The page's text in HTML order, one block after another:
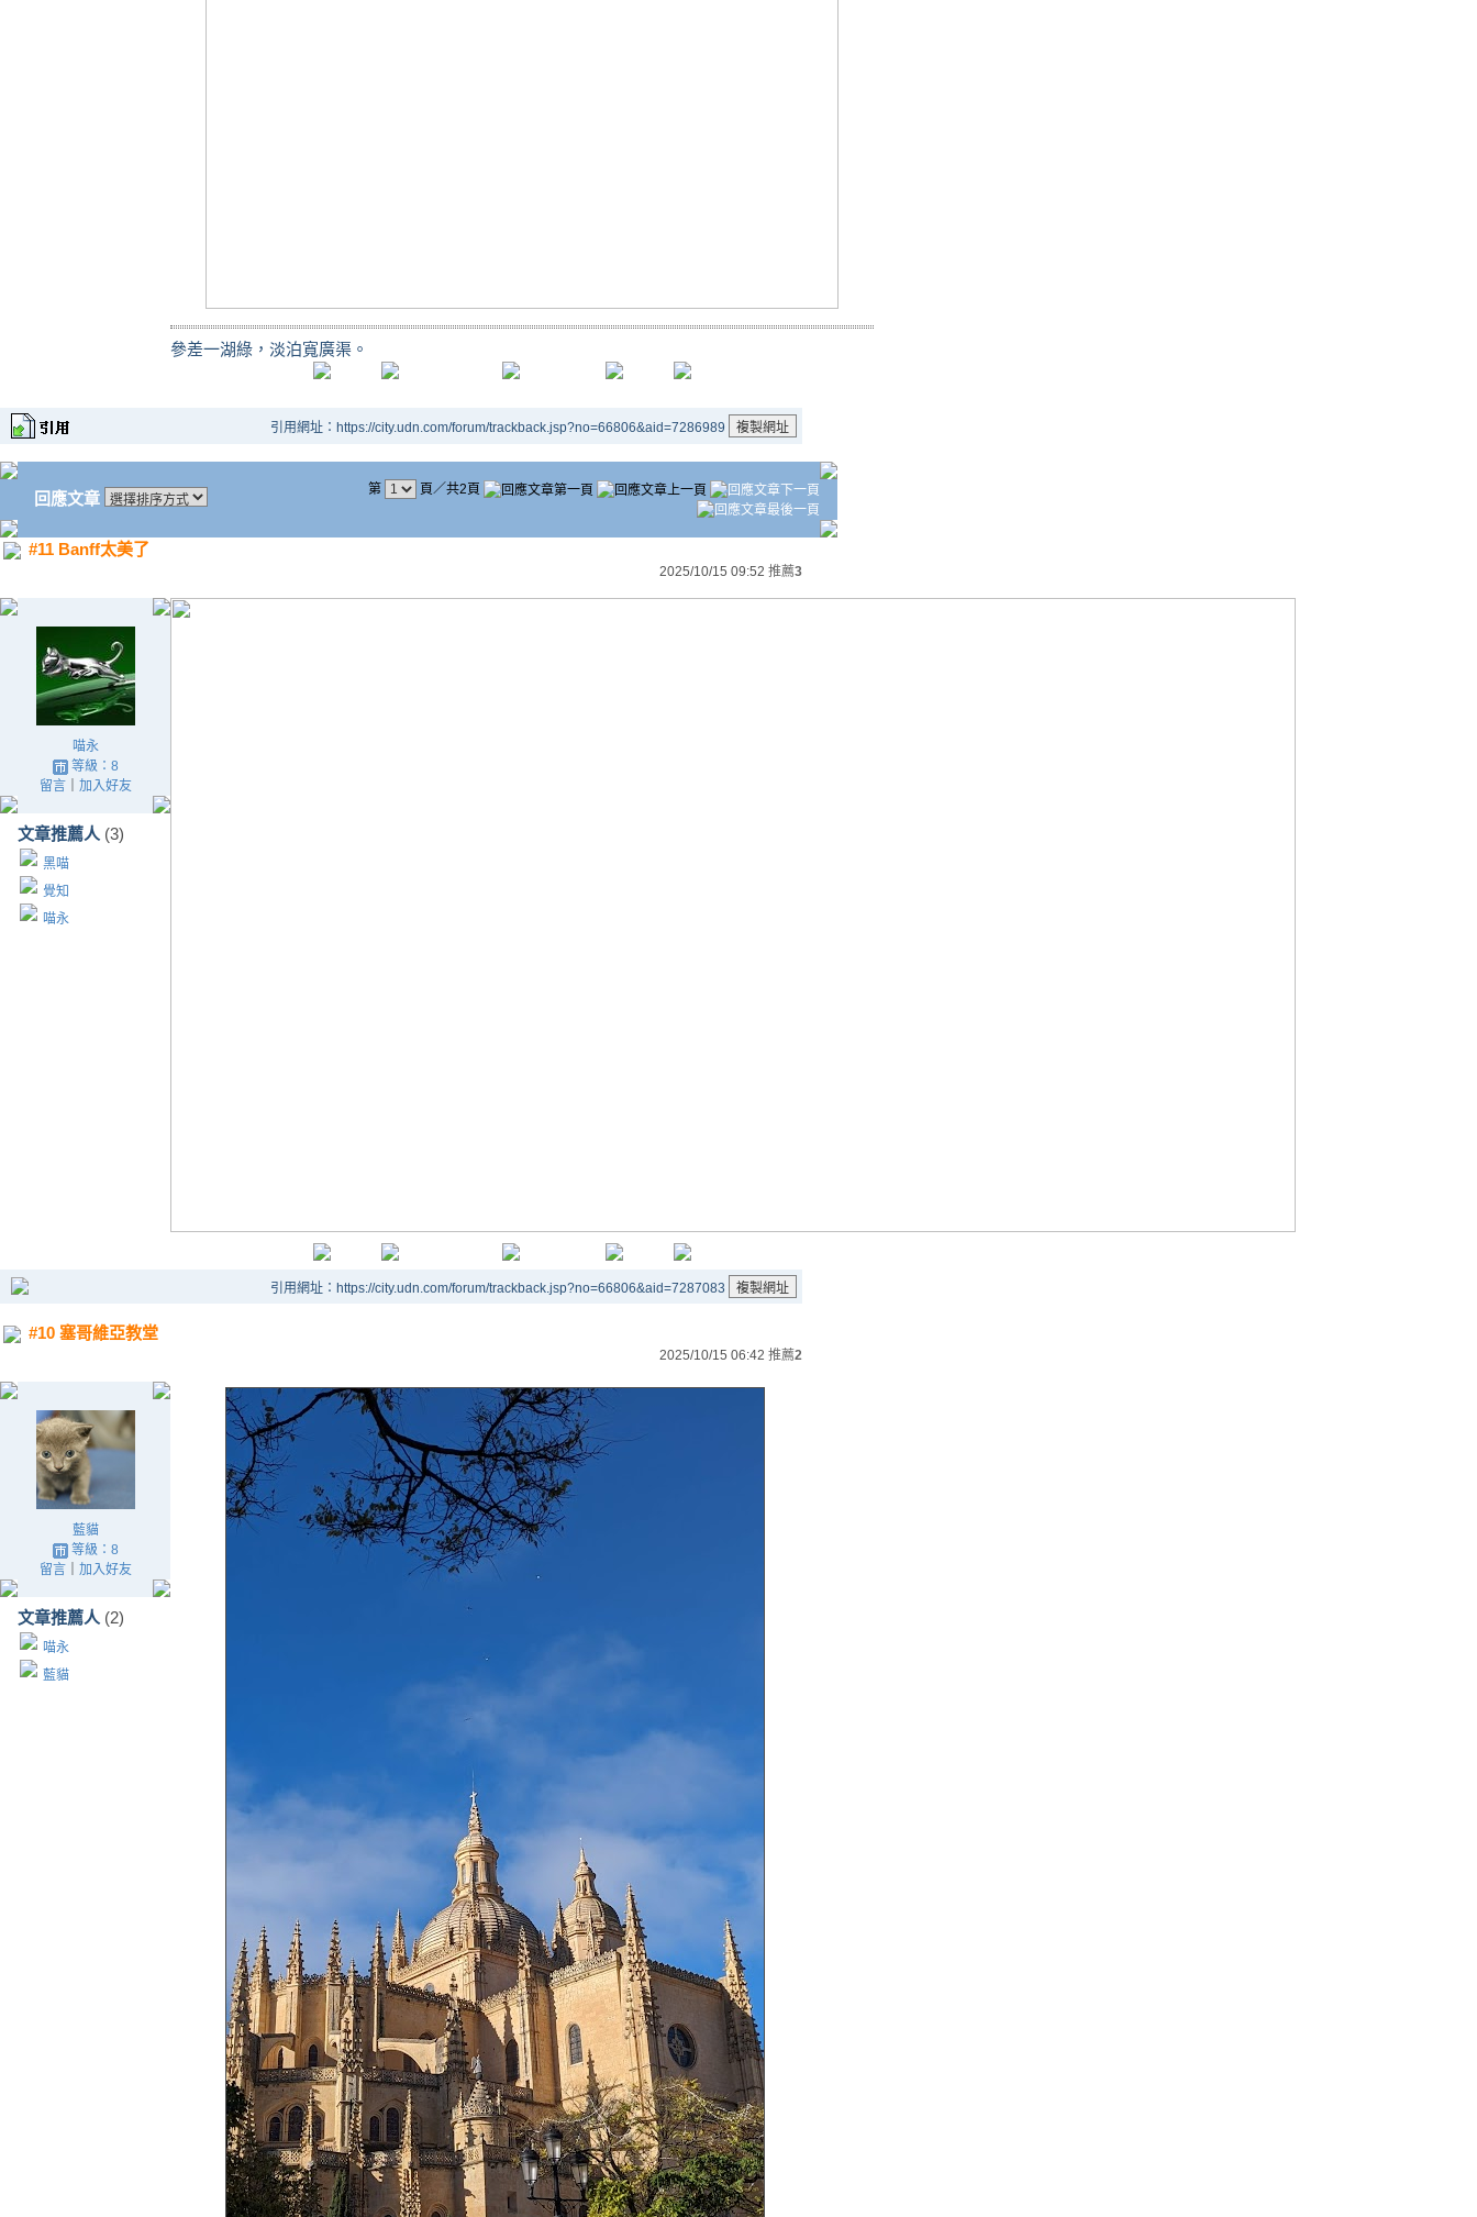
參差一湖綠，淡泊寬廣渠。
引用網址：https://city.udn.com/forum/trackback.jsp?no=66806&aid=7286989
回應文章 第 頁／共2頁
#11 Banff太美了
2025/10/15 09:52 推薦3
喵永
等級：8
留言｜ 加入好友
文章推薦人 (3)
黑喵
覺知
喵永
引用網址：https://city.udn.com/forum/trackback.jsp?no=66806&aid=7287083
#10 塞哥維亞教堂
2025/10/15 06:42 推薦2
藍貓
等級：8
留言｜ 加入好友
文章推薦人 (2)
喵永
藍貓